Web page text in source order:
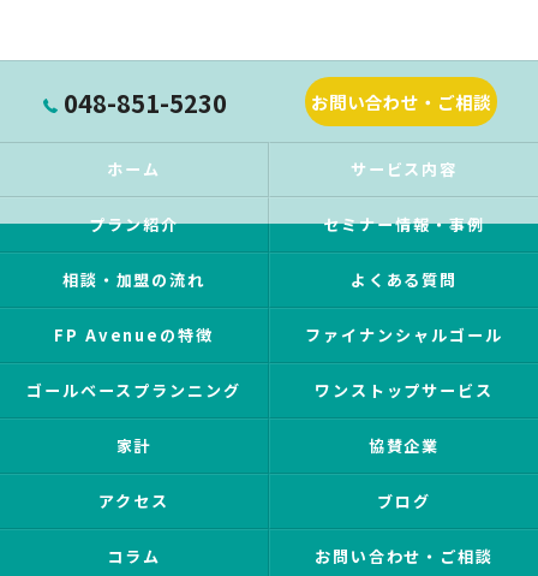
048-851-5230 お問い合わせ・ご相談
ホーム サービス内容
プラン紹介 セミナー情報・事例
相談・加盟の流れ よくある質問
FP Avenueの特徴 ファイナンシャルゴール
ゴールベースプランニング ワンストップサービス
家計 協賛企業
アクセス ブログ
コラム お問い合わせ・ご相談